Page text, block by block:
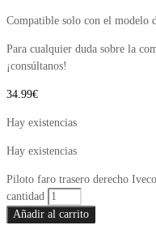
Compatible solo con el modelo
Para cualquier duda sobre la
¡consúltanos!
34.99€
Hay existencias
Hay existencias
Piloto faro trasero derecho
cantidad
Añadir al carrito